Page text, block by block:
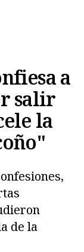
a
salir
la
de la